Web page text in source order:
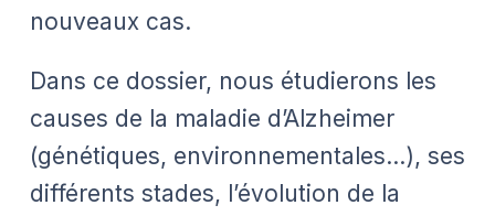
nouveaux cas.
Dans ce dossier, nous étudierons les
causes de la maladie d’Alzheimer
(génétiques, environnementales…), ses
différents stades, l’évolution de la